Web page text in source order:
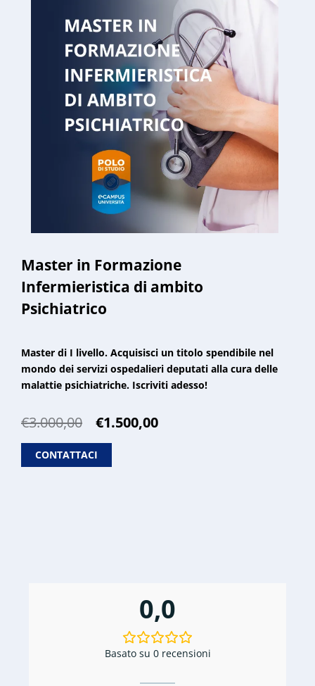
Master in Formazione
Infermieristica di ambito
Psichiatrico
Master di I livello. Acquisisci un titolo spendibile nel
mondo dei servizi ospedalieri deputati alla cura delle
malattie psichiatriche. Iscriviti adesso!
€3.000,00
Il
originale
era:
€1.500,00Il
CONTATTACI
0,0
Basato su 0 recensioni